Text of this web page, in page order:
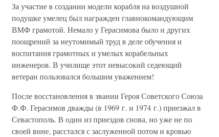
За участие в создании модели корабля на воздушной
подушке умелец был награжден главнокомандующим
ВМФ грамотой. Немало у Герасимова было и других
поощрений за неутомимый труд в деле обучения и
воспитания грамотных и умелых корабельных
инженеров. В училище этот невысокий седеющий
ветеран пользовался большим уважением!
После восстановления в звании Героя Советского Союза
Ф.Ф. Герасимов дважды (в 1969 г. и 1974 г.) приезжал в
Севастополь. В один из приездов снова, но уже не по
своей вине, расстался с заслуженной потом и кровью